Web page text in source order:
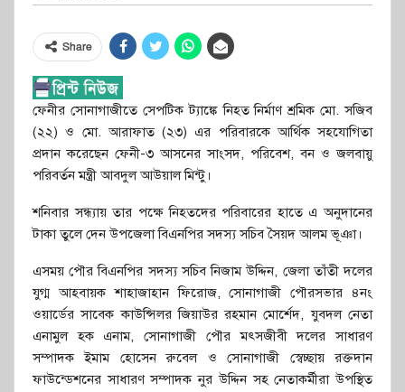
Share
ফেনীর সোনাগাজীতে সেপটিক ট্যাঙ্কে নিহত নির্মাণ শ্রমিক মো. সজিব
(২২) ও মো. আরাফাত (২৩) এর পরিবারকে আর্থিক সহযোগিতা
প্রদান করেছেন ফেনী-৩ আসনের সাংসদ, পরিবেশ, বন ও জলবায়ু
পরিবর্তন মন্ত্রী আবদুল আউয়াল মিন্টু।
শনিবার সন্ধ্যায় তার পক্ষে নিহতদের পরিবারের হাতে এ অনুদানের
টাকা তুলে দেন উপজেলা বিএনপির সদস্য সচিব সৈয়দ আলম ভূঞা।
এসময় পৌর বিএনপির সদস্য সচিব নিজাম উদ্দিন, জেলা তাঁতী দলের
যুগ্ম আহবায়ক শাহাজাহান ফিরোজ, সোনাগাজী পৌরসভার ৪নং
ওয়ার্ডের সাবেক কাউন্সিলর জিয়াউর রহমান মোর্শেদ, যুবদল নেতা
এনামুল হক এনাম, সোনাগাজী পৌর মৎসজীবী দলের সাধারণ
সম্পাদক ইমাম হোসেন রুবেল ও সোনাগাজী স্বেচ্ছায় রক্তদান
ফাউন্ডেশনের সাধারণ সম্পাদক নুর উদ্দিন সহ নেতাকর্মীরা উপস্থিত